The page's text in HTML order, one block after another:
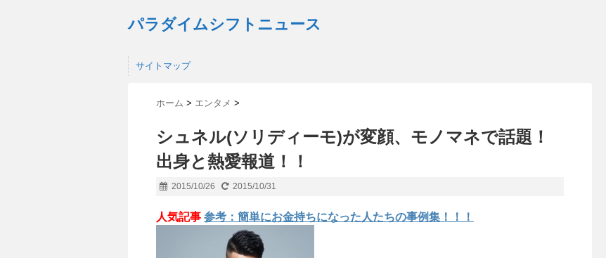
パラダイムシフトニュース
サイトマップ
ホーム > エンタメ >
シュネル(ソリディーモ)が変顔、モノマネで話題！
出身と熱愛報道！！
2015/10/26 2015/10/31
人気記事 参考：簡単にお金持ちになった人たちの事例集！！！